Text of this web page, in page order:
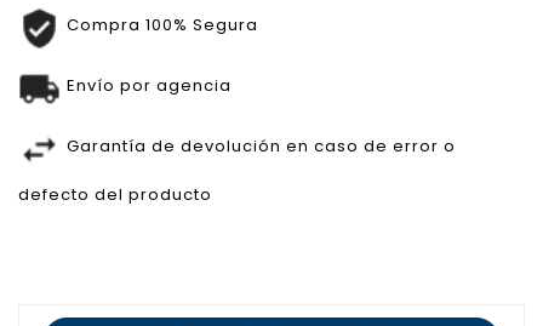
Compra 100% Segura
Envío por agencia
Garantía de devolución en caso de error o
defecto del producto